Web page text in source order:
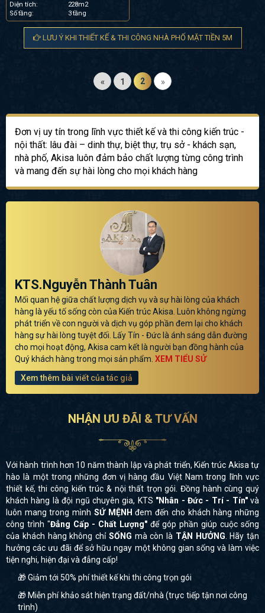
Diện tích:
228m2
Số tầng:
3 tầng
LƯU Ý KHI THIẾT KẾ & THI CÔNG NHÀ PHỐ MẶT TIỀN 5M
« 1 2 »
Đơn vị uy tín trong lĩnh vực thiết kế và thi công kiến trúc -
nội thất: lâu đài – dinh thự, biệt thự, trụ sở - khách sạn,
nhà phố, Akisa luôn đảm bảo chất lượng từng công trình
và mang đến sự hài lòng cho mọi khách hàng
KTS.Nguyễn Thành Tuân
Mối quan hệ giữa chất lượng dịch vụ và sự hài lòng của khách
hàng là yếu tố sống còn của Kiến trúc Akisa. Luôn không ngừng
phát triển về con người và dịch vụ góp phần đem lại cho khách
hàng sự hài lòng tuyệt đối. Lấy Tín - Đức là ánh sáng dẫn đường
cho mọi hoạt động, Akisa cam kết là người bạn đồng hành của
Quý khách hàng trong mọi sản phẩm. XEM TIỂU SỬ
Xem thêm bài viết của tác giả
NHẬN ƯU ĐÃI & TƯ VẤN
Với hành trình hơn 10 năm thành lập và phát triển, Kiến trúc Akisa tự
hào là một trong những đơn vị hàng đầu Việt Nam trong lĩnh vực
thiết kế, thi công kiến trúc & nội thất trọn gói. Đồng hành cùng quý
khách hàng là đội ngũ chuyên gia, KTS "Nhân - Đức - Trí - Tín"và
luôn mang trong mình SỨ MỆNH đem đến cho khách hàng những
công trình "Đẳng Cấp - Chất Lượng" để góp phần giúp cuộc sống
của khách hàng không chỉ SỐNG mà còn là TẬN HƯỞNG . Hãy tận
hưởng các ưu đãi để sở hữu ngay một không gian sống và làm việc
tiện nghi, hiện đại và đẳng cấp!
🎁 Giảm tới 50% phí thiết kế khi thi công trọn gói
🎁 Miễn phí khảo sát hiện trạng đất/nhà (trực tiếp tận nơi công
trình)